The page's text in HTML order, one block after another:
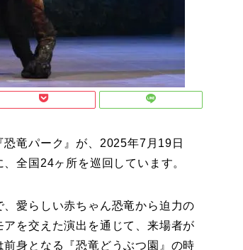
竜パーク』が、2025年7月19日
全国24ヶ所を巡回しています。
愛らしい赤ちゃん恐竜から迫力の
を交えた演出を通じて、来場者が
身となる『恐竜どうぶつ園』の時